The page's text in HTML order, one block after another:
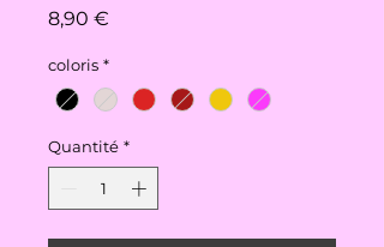
8,90 €
coloris *
Quantité *